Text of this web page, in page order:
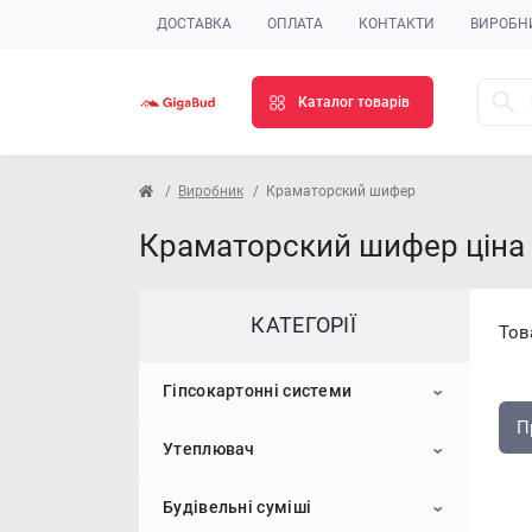
ДОСТАВКА ОПЛАТА КОНТАКТИ
Каталог товарів
Виробник Краматорский шифер
Краматорский шифер ціна
КАТЕГОРІЇ
Гіпсокартонні системи
Гіпсокартон
Стельовий гіпсокартон
Профіль для гіпсокартону
Утеплювач
Пінопласт
Будівельні суміші